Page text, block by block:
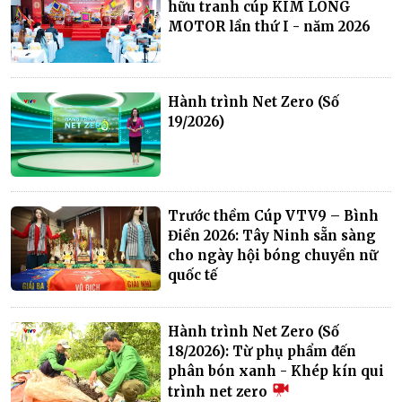
hữu tranh cúp KIM LONG
MOTOR lần thứ I - năm 2026
Hành trình Net Zero (Số
19/2026)
Trước thềm Cúp VTV9 – Bình
Điền 2026: Tây Ninh sẵn sàng
cho ngày hội bóng chuyền nữ
quốc tế
Hành trình Net Zero (Số
18/2026): Từ phụ phẩm đến
phân bón xanh - Khép kín qui
trình net zero